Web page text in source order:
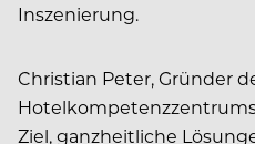
Inszenierung.
Christian Peter, Gründer
Ziel, ganzheitliche